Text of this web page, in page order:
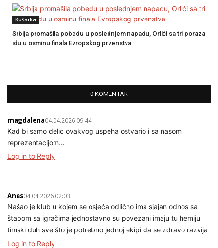
Košarka
Srbija promašila pobedu u poslednjem napadu, Orlići sa tri poraza
idu u osminu finala Evropskog prvenstva
0 KOMENTAR
magdalena04.04.2026 09:44
Kad bi samo delic ovakvog uspeha ostvario i sa nasom
reprezentacijom…
Log in to Reply
Anes04.04.2026 02:03
Našao je klub u kojem se osjeća odlično ima sjajan odnos sa
štabom sa igračima jednostavno su povezani imaju tu hemiju
timski duh sve što je potrebno jednoj ekipi da se zdravo razvija
Log in to Reply